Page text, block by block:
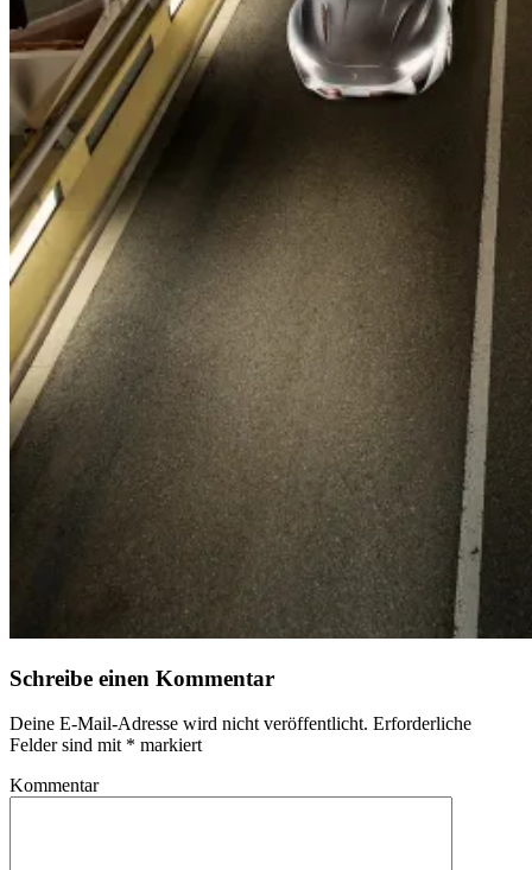
Schreibe einen Kommentar
Deine E-Mail-Adresse wird nicht veröffentlicht. Erforderliche
Felder sind mit * markiert
Kommentar